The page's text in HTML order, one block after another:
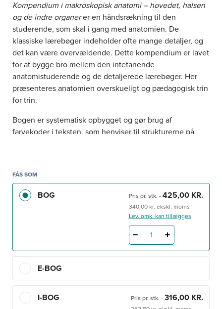
Kompendium i makroskopisk anatomi – hovedet, halsen
og de indre organerer en håndsrækning til den
studerende, som skal i gang med anatomien. De
klassiske lærebøger indeholder ofte mange detaljer, og
det kan være overvældende. Dette kompendium er lavet
for at bygge bro mellem den intetanende
anatomistuderende og de detaljerede lærebøger. Her
præsenteres anatomien overskueligt og pædagogisk trin
for trin.
Bogen er systematisk opbygget og gør brug af
farvekoder i teksten, som henviser til strukturerne på
med de samme kapitler som
indre organers anatomi,
11. udgave (Jensen et al.)
Kompendium i makroskopisk anatomi – hovedet, halsen
henvender sig til medicin-,
molekylær medicin- og tandlægestuderende.
Se ogsåKompendium i makroskopisk anatomi –
bevægeapparatet.
FÅS SOM
BOG Pris pr. stk. - 425,00 KR.
340,00 kr. ekskl. moms
Lev. omk. kan tillægges
1
E-BOG
I-BOG Pris pr. stk. - 316,00 KR.